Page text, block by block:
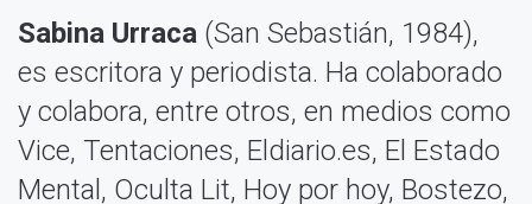
Sabina Urraca (San Sebastián, 1984),
es escritora y periodista. Ha colaborado
y colabora, entre otros, en medios como
Vice, Tentaciones, Eldiario.es, El Estado
Mental, Oculta Lit, Hoy por hoy, Bostezo,